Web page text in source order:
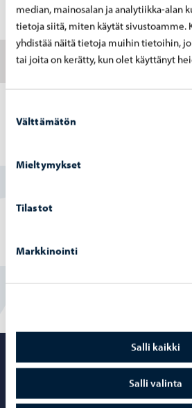
median, mainosalan ja analytiikka-alan
tietoja siitä, miten käytät sivustoamme.
yhdistää näitä tietoja muihin tietoihin,
tai joita on kerätty, kun olet käyttänyt
valinta
Välttämätön
Mieltymykset
Tilastot
Markkinointi
Salli kaikki
Salli valinta
Tarjouslomake
Jäätelökioskipaikat kartalla